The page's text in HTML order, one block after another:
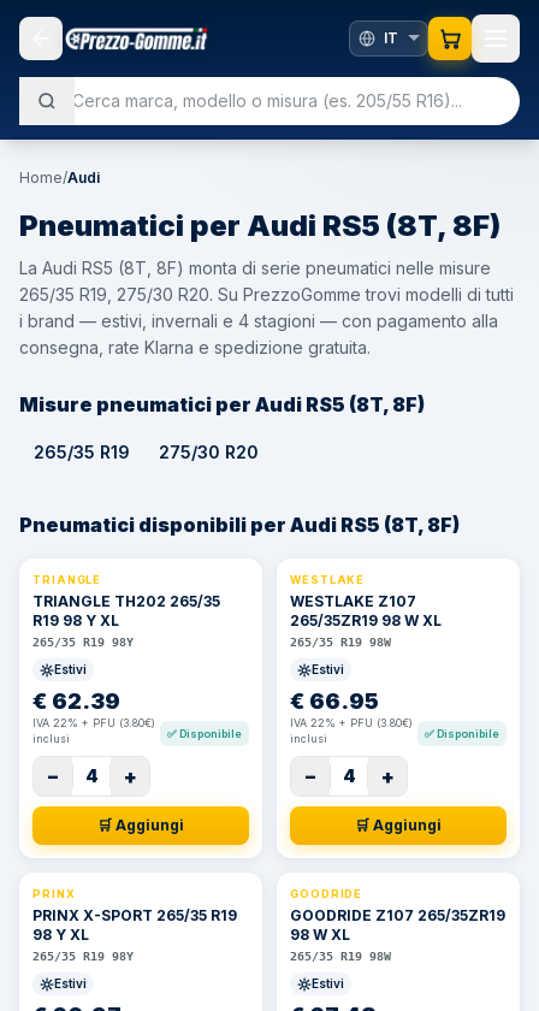
Home/Audi
Pneumatici per Audi RS5 (8T, 8F)
La Audi RS5 (8T, 8F) monta di serie pneumatici nelle misure
265/35 R19, 275/30 R20. Su PrezzoGomme trovi modelli di tutti
i brand — estivi, invernali e 4 stagioni — con pagamento alla
consegna, rate Klarna e spedizione gratuita.
Misure pneumatici per Audi RS5 (8T, 8F)
265/35 R19 275/30 R20
Pneumatici disponibili per Audi RS5 (8T, 8F)
TRIANGLE
TRIANGLE TH202 265/35
R19 98 Y XL
265/35 R19 98Y
Estivi
€ 62.39
IVA 22% + PFU (3.80€)
inclusi
✅Disponibile
− 4 +
🛒 Aggiungi
WESTLAKE
WESTLAKE Z107
265/35ZR19 98 W XL
265/35 R19 98W
Estivi
€ 66.95
IVA 22% + PFU (3.80€)
inclusi
✅Disponibile
− 4 +
🛒 Aggiungi
PRINX
PRINX X-SPORT 265/35 R19
98 Y XL
265/35 R19 98Y
Estivi
GOODRIDE
GOODRIDE Z107 265/35ZR19
98 W XL
265/35 R19 98W
Estivi